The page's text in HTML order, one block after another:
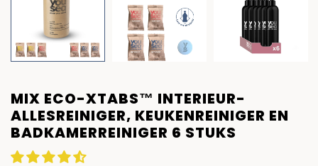
MIX ECO-XTABS™ INTERIEUR-
ALLESREINIGER, KEUKENREINIGER EN
BADKAMERREINIGER 6 STUKS